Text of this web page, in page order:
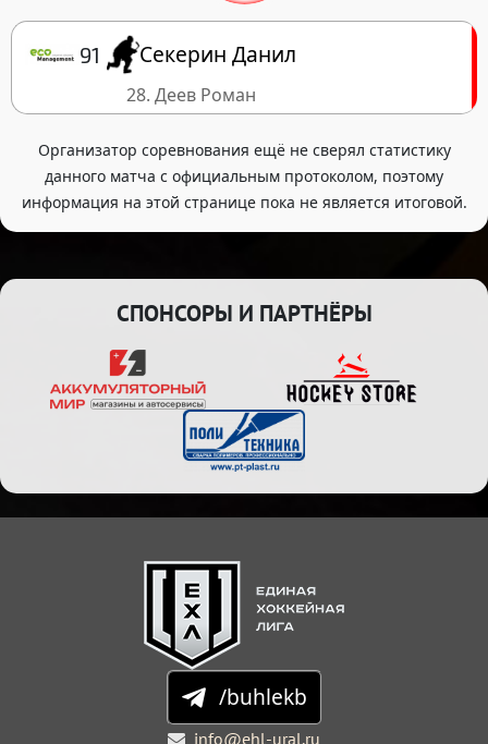
91 Секерин Данил
28. Деев Роман
Организатор соревнования ещё не сверял статистику
данного матча с официальным протоколом, поэтому
информация на этой странице пока не является итоговой.
СПОНСОРЫ И ПАРТНЁРЫ
/buhlekb
info@ehl-ural.ru